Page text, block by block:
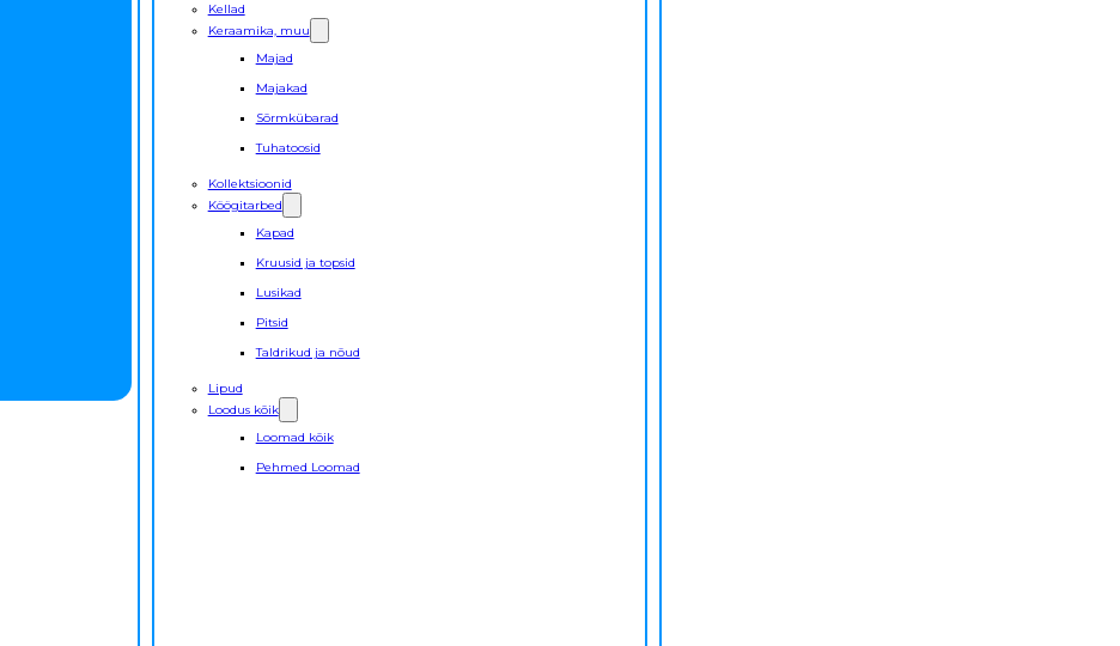
Kellad
Keraamika, muu
Majad
Majakad
Sõrmkübarad
Tuhatoosid
Kollektsioonid
Köögitarbed
Kapad
Kruusid ja topsid
Lusikad
Pitsid
Taldrikud ja nõud
Lipud
Loodus kõik
Loomad kõik
Pehmed Loomad